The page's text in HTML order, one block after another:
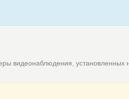
видеонаблюдения, установленных